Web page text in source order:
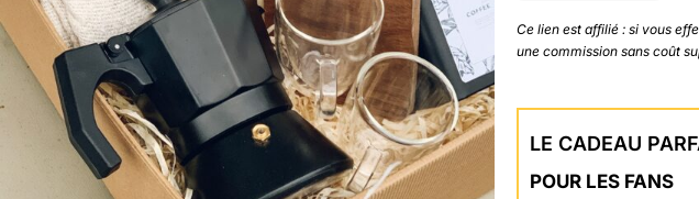
Ce lien est affilié : si vous
une commission sans coût
LE CADEAU
POUR LES FANS